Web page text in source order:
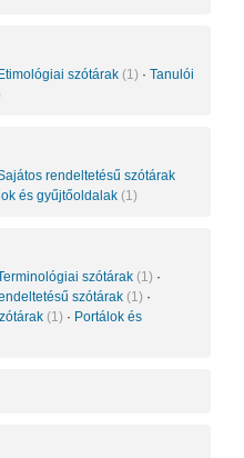
Etimológiai szótárak (1) · Tanulói
rendeltetésű szótárak
és gyűjtőoldalak (1)
szótárak (1) ·
szótárak (1) ·
(1) · Portálok és